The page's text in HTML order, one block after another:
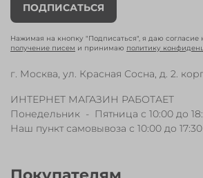
ПОДПИСАТЬСЯ
Нажимая на кнопку "Подписаться", я даю согласие
получение писем и принимаю политику
г. Москва, ул. Красная Сосна, д. 2.
ИНТЕРНЕТ МАГАЗИН РАБОТАЕТ
Понедельник - Пятница с 10:00 до
Наш пункт самовывоза с 10:00 до